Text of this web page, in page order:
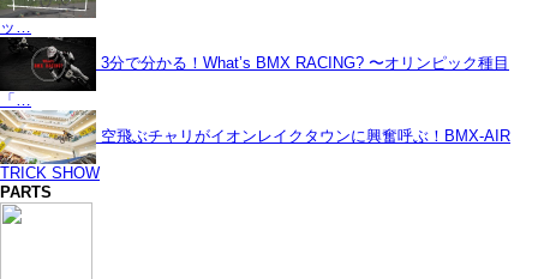
ッ…
3分で分かる！What’s BMX RACING? 〜オリンピック種目
「…
空飛ぶチャリがイオンレイクタウンに興奮呼ぶ！BMX-AIR
TRICK SHOW
PARTS